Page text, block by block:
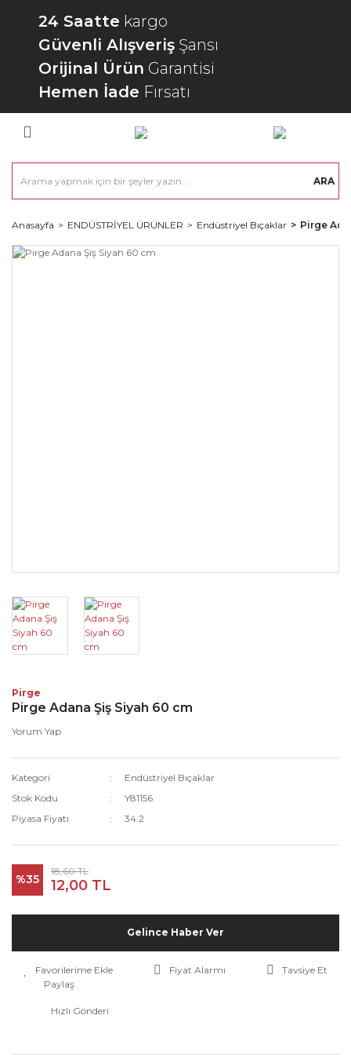
24 Saatte kargo
Güvenli Alışveriş Şansı
Orijinal Ürün Garantisi
Hemen İade Fırsatı
ARA
Anasayfa ENDÜSTRİYEL ÜRÜNLER Endüstriyel Bıçaklar Pirge
Pirge
Pirge Adana Şiş Siyah 60 cm
Yorum Yap
Kategori
Endüstriyel Bıçaklar
Stok Kodu
Y81156
Piyasa Fiyatı
34.2
%35
18,60 TL
12,00 TL
Gelince Haber Ver
Fiyat Alarmı
Tavsiye Et
Paylaş
Hızlı Gönderi